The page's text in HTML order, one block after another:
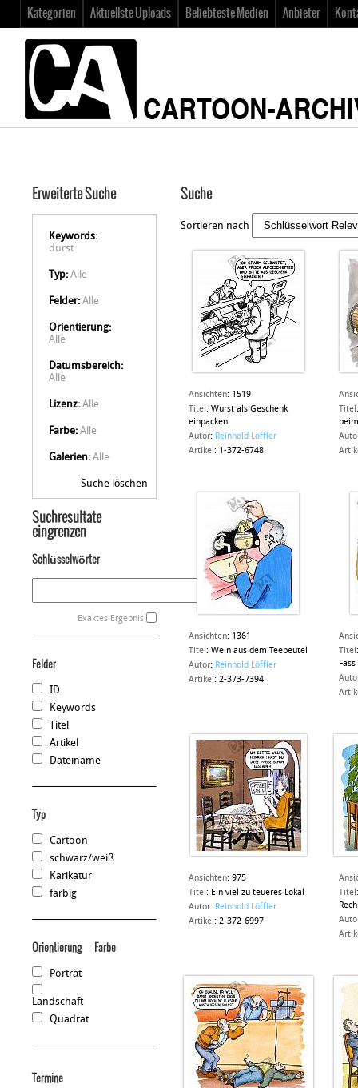
Kategorien Aktuellste Uploads Beliebteste Medien Anbieter
Erweiterte Suche
Keywords:
durst
Typ: Alle
Felder: Alle
Orientierung:
Alle
Datumsbereich:
Alle
Lizenz: Alle
Farbe: Alle
Galerien: Alle
Suche löschen
Suchresultate
eingrenzen
Schlüsselwörter
Exaktes Ergebnis
Felder
ID
Keywords
Titel
Artikel
Dateiname
Typ
Cartoon
schwarz/weiß
Karikatur
farbig
Orientierung
Porträt
Landschaft
Quadrat
Farbe
Termine
Suche
Sortieren nach
Ansichten: 1519
Titel : Wurst als Geschenk
einpacken
Autor: Reinhold Löffler
Artikel : 1-372-6748
Titel
Ansichten: 1361
Titel : Wein aus dem Teebeutel
Autor: Reinhold Löffler
Artikel : 2-373-7394
Titel
Fass
Ansichten: 975
Titel : Ein viel zu teueres Lokal
Autor: Reinhold Löffler
Artikel : 2-372-6997
Titel